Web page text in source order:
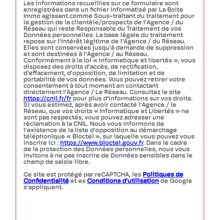
Les informations recueillies sur ce formulaire sont
enregistrées dans un fichier informatisé par La Boite
Immo agissant comme Sous-traitant du traitement pour
la gestion de la clientèle/prospects de l'Agence / du
Réseau qui reste Responsable du Traitement de vos
Données personnelles. La base légale du traitement
repose sur l'intérêt légitime de l'Agence / du Réseau.
Elles sont conservées jusqu'à demande de suppression
et sont destinées à l'Agence / au Réseau.
Conformément à la loi « informatique et libertés », vous
disposez des droits d’accès, de rectification,
d’effacement, d’opposition, de limitation et de
portabilité de vos données. Vous pouvez retirer votre
consentement à tout moment en contactant
directement l’Agence / Le Réseau. Consultez le site
https://cnil.fr/fr pour plus d’informations sur vos droits.
Si vous estimez, après avoir contacté l'Agence / le
Réseau, que vos droits « Informatique et Libertés » ne
sont pas respectés, vous pouvez adresser une
réclamation à la CNIL. Nous vous informons de
l’existence de la liste d'opposition au démarchage
téléphonique « Bloctel », sur laquelle vous pouvez vous
inscrire ici : https://www.bloctel.gouv.fr. Dans le cadre
de la protection des Données personnelles, nous vous
invitons à ne pas inscrire de Données sensibles dans le
champ de saisie libre.
Ce site est protégé par reCAPTCHA, les Politiques de
Confidentialité et es Conditions d'utilisation de Google
s'appliquent.